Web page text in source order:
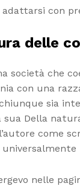
con
delle
società che
con una
sia
sua Della
come
nelle